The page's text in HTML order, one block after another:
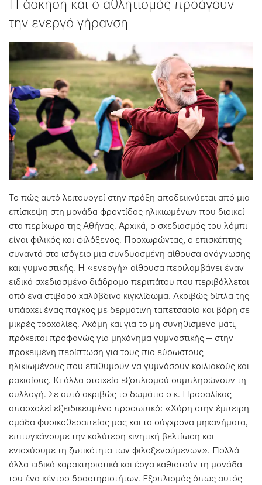
Η άσκηση και ο αθλητισμός προάγουν
την ενεργό γήρανση
Το πώς αυτό λειτουργεί στην πράξη αποδεικνύεται από μια
επίσκεψη στη μονάδα φροντίδας ηλικιωμένων που διοικεί
στα περίχωρα της Αθήνας. Αρχικά, ο σχεδιασμός του λόμπι
είναι φιλικός και φιλόξενος. Προχωρώντας, ο επισκέπτης
συναντά στο ισόγειο μια συνδυασμένη αίθουσα ανάγνωσης
και γυμναστικής. Η «ενεργή» αίθουσα περιλαμβάνει έναν
ειδικά σχεδιασμένο διάδρομο περιπάτου που περιβάλλεται
από ένα στιβαρό χαλύβδινο κιγκλίδωμα. Ακριβώς δίπλα της
υπάρχει ένας πάγκος με δερμάτινη ταπετσαρία και βάρη σε
μικρές τροχαλίες. Ακόμη και για το μη συνηθισμένο μάτι,
πρόκειται προφανώς για μηχάνημα γυμναστικής – στην
προκειμένη περίπτωση για τους πιο εύρωστους
ηλικιωμένους που επιθυμούν να γυμνάσουν κοιλιακούς και
ραχιαίους. Κι άλλα στοιχεία εξοπλισμού συμπληρώνουν τη
συλλογή. Σε αυτό ακριβώς το δωμάτιο ο κ. Προσαλίκας
απασχολεί εξειδικευμένο προσωπικό: «Χάρη στην έμπειρη
ομάδα φυσικοθεραπείας μας και τα σύγχρονα μηχανήματα,
επιτυγχάνουμε την καλύτερη κινητική βελτίωση και
ενισχύουμε τη ζωτικότητα των φιλοξενούμενων». Πολλά
άλλα ειδικά χαρακτηριστικά και έργα καθιστούν τη μονάδα
του ένα κέντρο δραστηριοτήτων. Εξοπλισμός όπως αυτός